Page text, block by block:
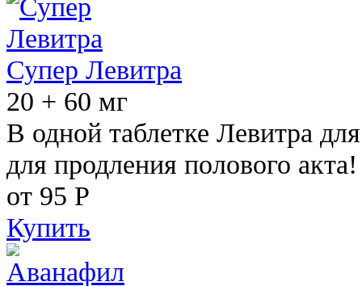
Супер Левитра
20 + 60 мг
В одной таблетке Левитра
для продления полового акта!
от 95 Р
Купить